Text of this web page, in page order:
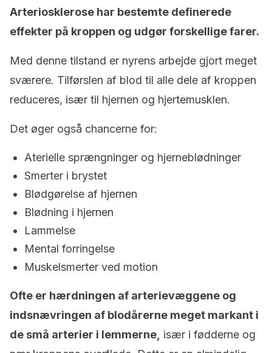
Arteriosklerose har bestemte definerede
effekter på kroppen og udgør forskellige farer.
Med denne tilstand er nyrens arbejde gjort meget
sværere. Tilførslen af blod til alle dele af kroppen
reduceres, især til hjernen og hjertemusklen.
Det øger også chancerne for:
Aterielle sprængninger og hjerneblødninger
Smerter i brystet
Blødgørelse af hjernen
Blødning i hjernen
Lammelse
Mental forringelse
Muskelsmerter ved motion
Ofte er hærdningen af arterievæggene og
indsnævringen af blodårerne meget markant i
de små arterier i lemmerne, især i fødderne og